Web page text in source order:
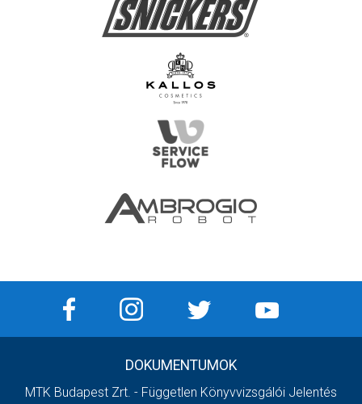
DOKUMENTUMOK
MTK Budapest Zrt. - Független Könyvvizsgálói Jelentés